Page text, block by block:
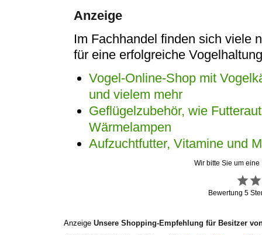
Anzeige
Im Fachhandel finden sich viele
für eine erfolgreiche
Vogel-Online-Shop mit
und vielem mehr
Geflügelzubehör, wie
Wärmelampen
Aufzuchtfutter, Vitamine und
Wir bitte Sie um
Bewertung5
AnzeigeUnsere Shopping-Empfehlung für Besitzer